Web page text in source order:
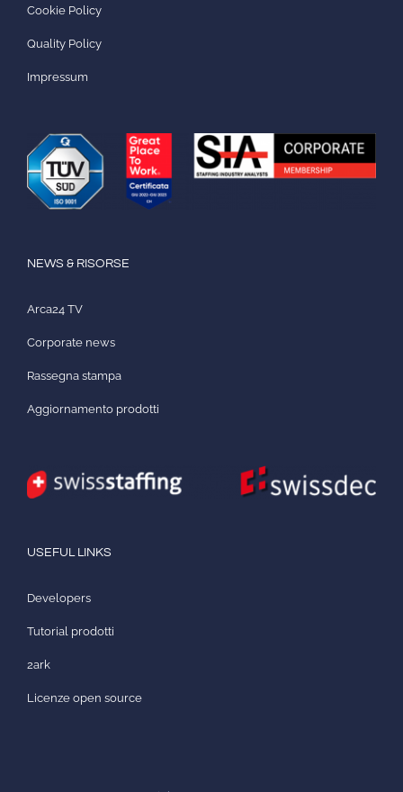
Cookie Policy
Quality Policy
Impressum
NEWS & RISORSE
Arca24 TV
Corporate news
Rassegna stampa
Aggiornamento prodotti
USEFUL LINKS
Developers
Tutorial prodotti
2ark
Licenze open source